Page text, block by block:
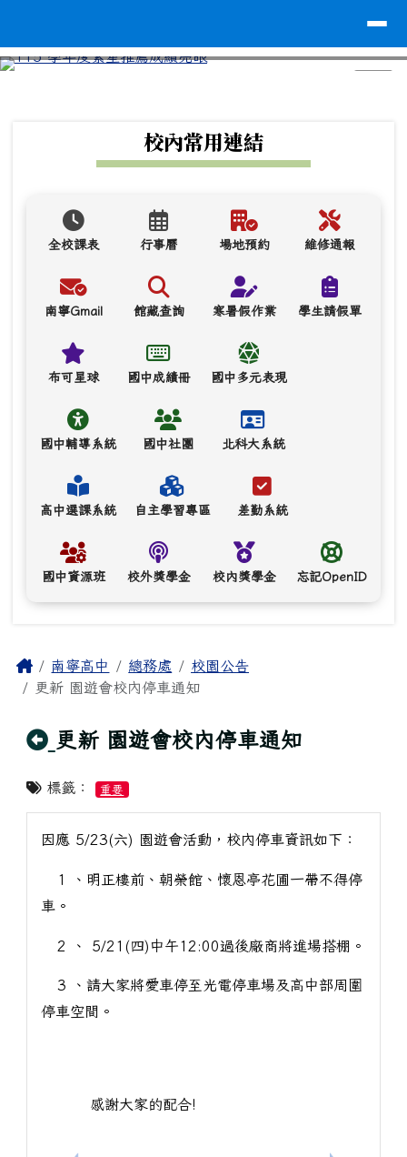
校內常用連結
全校課表 行事曆 場地預約 維修通報
南寧Gmail 館藏查詢 寒暑假作業 學生請假單
布可星球 國中成績冊 國中多元表現
國中輔導系統 國中社團 北科大系統
高中選課系統 自主學習專區 差勤系統
國中資源班 校外獎學金 校內獎學金 忘記OpenID
主內容區域
Home南寧高中 總務處
校園公告
更新 園遊會校內停車通知
回上頁
更新 園遊會校內停車通知
標籤： 重要
因應 5/23(六) 園遊會活動，校內停車資訊如下：
1 、明正樓前、朝榮館、懷恩亭花圃一帶不得停
車。
2 、 5/21(四)中午12:00過後廠商將進場搭棚。
3 、請大家將愛車停至光電停車場及高中部周圍
停車空間。
感謝大家的配合!